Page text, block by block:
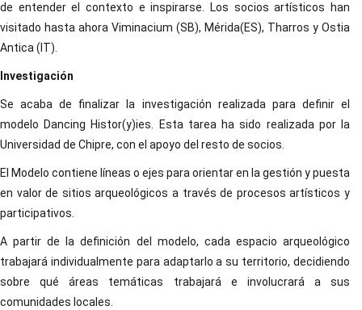
de entender el contexto e inspirarse. Los socios artísticos han
visitado hasta ahora Viminacium (SB), Mérida(ES), Tharros y Ostia
Antica (IT).
Investigación
Se acaba de finalizar la investigación realizada para definir el
modelo Dancing Histor(y)ies. Esta tarea ha sido realizada por la
Universidad de Chipre, con el apoyo del resto de socios.
El Modelo contiene líneas o ejes para orientar en la gestión y puesta
en valor de sitios arqueológicos a través de procesos artísticos y
participativos.
A partir de la definición del modelo, cada espacio arqueológico
trabajará individualmente para adaptarlo a su territorio, decidiendo
sobre qué áreas temáticas trabajará e involucrará a sus
comunidades locales.